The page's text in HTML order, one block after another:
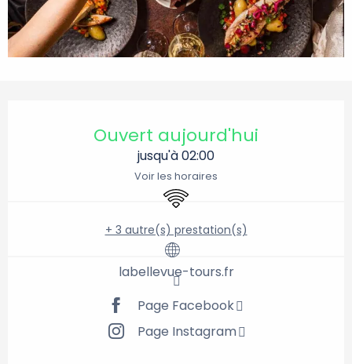
Ouvert aujourd'hui
jusqu'à 02:00
Voir les horaires
WiFi
+ 3 autre(s) prestation(s)
labellevue-tours.fr
Page Facebook
Page Instagram